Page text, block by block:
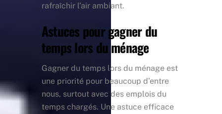
rafraîchir l’air ambiant.
Astuces pour gagner du
temps lors du ménage
Gagner du temps lors du ménage est
une priorité pour beaucoup d’entre
nous, surtout avec des emplois du
temps chargés. Une astuce efficace